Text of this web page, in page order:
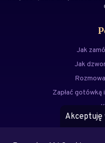
Jak
Jak
Zapłać
Akceptuję